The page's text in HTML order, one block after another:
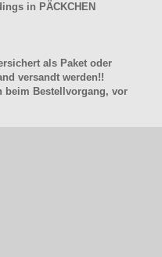
in PÄCKCHEN
als Paket oder
versandt werden!!
beim Bestellvorgang, vor